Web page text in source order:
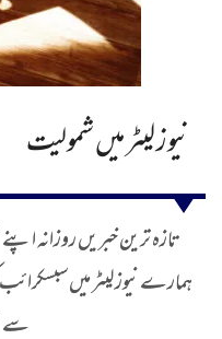
نیوز لیٹر میں شمولیت
تازہ ترین خبریں روزانہ
ہمارے نیوز لیٹر میں